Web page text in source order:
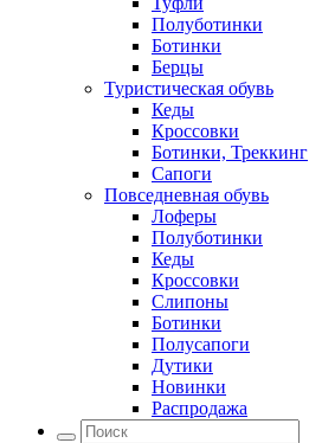
Полуботинки
Ботинки
Берцы
Туристическая обувь
Кеды
Кроссовки
Ботинки, Треккинг
Сапоги
Повседневная обувь
Лоферы
Полуботинки
Кеды
Кроссовки
Слипоны
Ботинки
Полусапоги
Дутики
Новинки
Распродажа